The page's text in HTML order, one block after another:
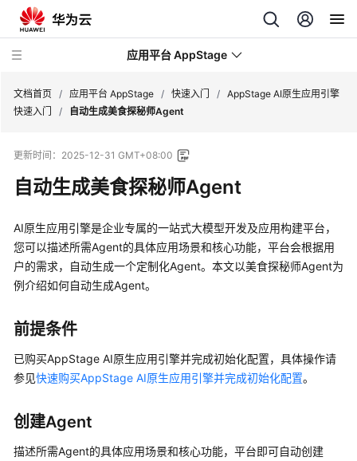
应用平台 AppStage
新
动
态
产
品
介
绍
计
费
说
明
快
速
入
文档首页 / 应用平台 AppStage / 快速入门 / AppStage AI原生应用引擎
快速入门
/ 自动生成美食探秘师Agent
更新时间： 2025-12-31 GMT+08:00
自动生成美食探秘师Agent
AI原生应用引擎是企业专属的一站式大模型开发及应用构建平台，
您可以描述所需Agent的具体应用场景和核心功能，平台会根据用
户的需求，自动生成一个定制化Agent。本文以美食探秘师Agent为
例介绍如何自动生成Agent。
前提条件
已购买AppStage AI原生应用引擎并完成初始化配置，具体操作请
参见快速购买AppStage AI原生应用引擎并完成初始化配置。
创建Agent
描述所需Agent的具体应用场景和核心功能，平台即可自动创建